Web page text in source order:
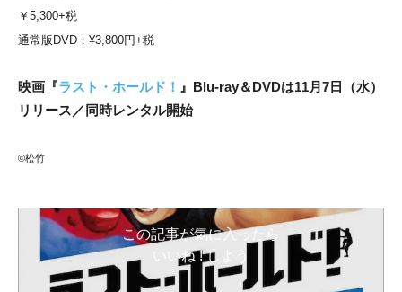
￥5,300+税
通常版DVD：¥3,800円+税
映画『ラスト・ホールド！ 』Blu-ray＆DVDは11月7日（水）
リリース／同時レンタル開始
©松竹
この記事が気に入ったら
いいね ! しよう